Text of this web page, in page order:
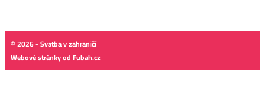
© 2026 - Svatba v zahraničí
Webové stránky od Fubah.cz